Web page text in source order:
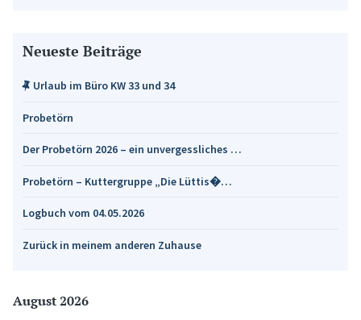
Neueste Beiträge
Urlaub im Büro KW 33 und 34
Probetörn
Der Probetörn 2026 – ein unvergessliches …
Probetörn – Kuttergruppe „Die Lüttis�…
Logbuch vom 04.05.2026
Zurück in meinem anderen Zuhause
August 2026